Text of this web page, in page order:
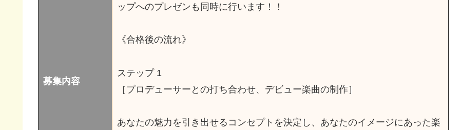
募集内容
ップへのプレゼンも同時に行います！！
《合格後の流れ》
ステップ 1
［プロデューサーとの打ち合わせ、デビュー楽曲の制作］
あなたの魅力を引き出せるコンセプトを決定し、あなたのイメージにあった楽